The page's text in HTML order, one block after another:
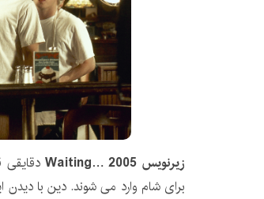
زیرنویس Waiting… 2005